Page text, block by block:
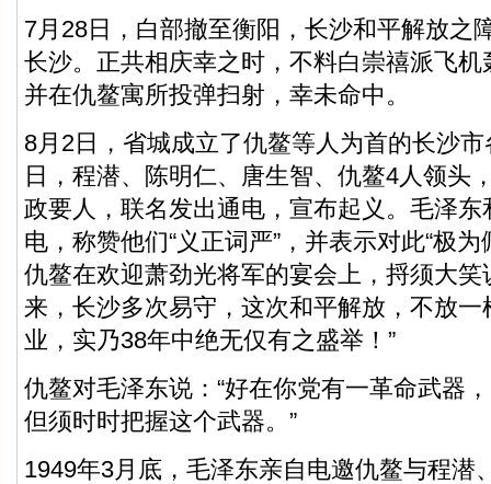
7月28日，白部撤至衡阳，长沙和平解放之
长沙。正共相庆幸之时，不料白崇禧派飞
并在仇鳌寓所投弹扫射，幸未命中。
8月2日，省城成立了仇鳌等人为首的长沙市
日，程潜、陈明仁、唐生智、仇鳌4人领头
政要人，联名发出通电，宣布起义。毛泽
电，称赞他们“义正词严”，并表示对此“极为
仇鳌在欢迎萧劲光将军的宴会上，捋须大笑
来，长沙多次易守，这次和平解放，不放
业，实乃38年中绝无仅有之盛举！”
仇鳌对毛泽东说：“好在你党有一革命武器
但须时时把握这个武器。”
1949年3月底，毛泽东亲自电邀仇鳌与程潜